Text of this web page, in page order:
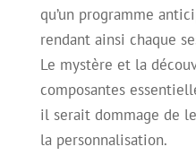
qu’un programme
rendant ainsi chaque
Le mystère et la
composantes
il serait dommage de
la personnalisation.